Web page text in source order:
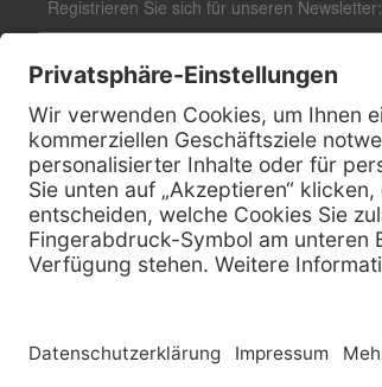
Registrieren Sie sich für unseren Newsletter:
Kontakt
Henry Schein Medical Austria GmbH
Schönbrunner Straße 297
A-1120 Wien
Telefon: 01 / 718 19 61 99
E-Mail: info @ henryscheinmed.at